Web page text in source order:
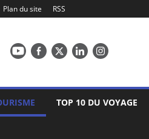
Plan du site RSS
TOP 10 DU VOYAGE